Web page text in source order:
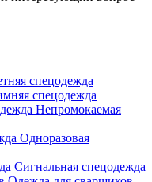
спецодежда
спецодежда
Непромокаемая
Одноразовая
Сигнальная спецодежда